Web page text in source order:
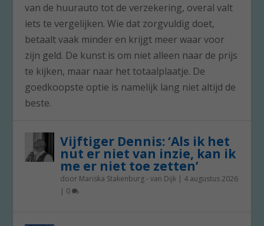
van de huurauto tot de verzekering, overal valt
iets te vergelijken. Wie dat zorgvuldig doet,
betaalt vaak minder en krijgt meer waar voor
zijn geld. De kunst is om niet alleen naar de prijs
te kijken, maar naar het totaalplaatje. De
goedkoopste optie is namelijk lang niet altijd de
beste.
Vijftiger Dennis: ‘Als ik het
nut er niet van inzie, kan ik
me er niet toe zetten’
door Mariska Stakenburg - van Dijk | 4 augustus 2026
| 0